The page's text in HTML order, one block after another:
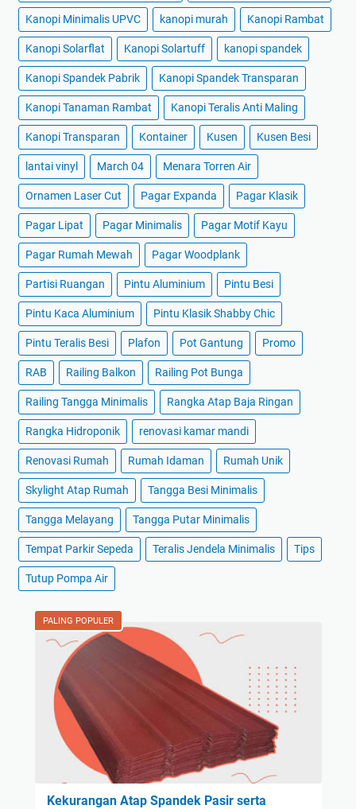
Kanopi Minimalis UPVC kanopi murah Kanopi Rambat
Kanopi Solarflat Kanopi Solartuff kanopi spandek
Kanopi Spandek Pabrik Kanopi Spandek Transparan
Kanopi Tanaman Rambat Kanopi Teralis Anti Maling
Kanopi Transparan Kontainer Kusen Kusen Besi
lantai vinyl March 04 Menara Torren Air
Ornamen Laser Cut Pagar Expanda Pagar Klasik
Pagar Lipat Pagar Minimalis Pagar Motif Kayu
Pagar Rumah Mewah Pagar Woodplank
Partisi Ruangan Pintu Aluminium Pintu Besi
Pintu Kaca Aluminium Pintu Klasik Shabby Chic
Pintu Teralis Besi Plafon Pot Gantung Promo
RAB Railing Balkon Railing Pot Bunga
Railing Tangga Minimalis Rangka Atap Baja Ringan
Rangka Hidroponik renovasi kamar mandi
Renovasi Rumah Rumah Idaman Rumah Unik
Skylight Atap Rumah Tangga Besi Minimalis
Tangga Melayang Tangga Putar Minimalis
Tempat Parkir Sepeda Teralis Jendela Minimalis Tips
Tutup Pompa Air
PALING POPULER
Kekurangan Atap Spandek Pasir serta